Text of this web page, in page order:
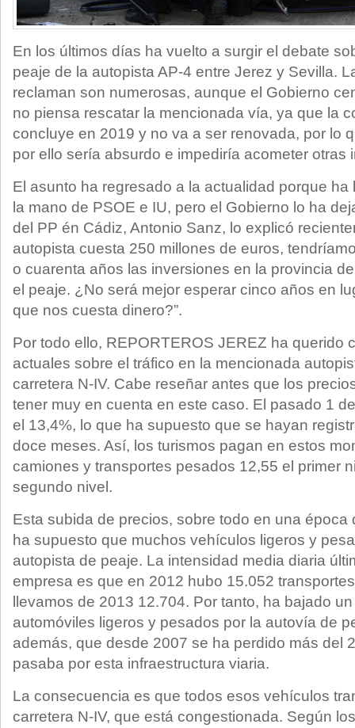
En los últimos días ha vuelto a surgir el debate
peaje de la autopista AP-4 entre Jerez y Sevilla.
reclaman son numerosas, aunque el Gobierno
no piensa rescatar la mencionada vía, ya que la
concluye en 2019 y no va a ser renovada, por lo
por ello sería absurdo e impediría acometer otras
El asunto ha regresado a la actualidad porque
la mano de PSOE e IU, pero el Gobierno lo ha
del PP én Cádiz, Antonio Sanz, lo explicó
autopista cuesta 250 millones de euros,
o cuarenta años las inversiones en la provincia
el peaje. ¿No será mejor esperar cinco años en
que nos cuesta dinero?”.
Por todo ello, REPORTEROS JEREZ ha querido
actuales sobre el tráfico en la mencionada
carretera N-IV. Cabe reseñar antes que los
tener muy en cuenta en este caso. El pasado 1
el 13,4%, lo que ha supuesto que se hayan
doce meses. Así, los turismos pagan en estos
camiones y transportes pesados 12,55 el primer
segundo nivel.
Esta subida de precios, sobre todo en una época
ha supuesto que muchos vehículos ligeros y
autopista de peaje. La intensidad media diaria
empresa es que en 2012 hubo 15.052
llevamos de 2013 12.704. Por tanto, ha bajado
automóviles ligeros y pesados por la autovía de
además, que desde 2007 se ha perdido más del
pasaba por esta infraestructura viaria.
La consecuencia es que todos esos vehículos
carretera N-IV, que está congestionada. Según